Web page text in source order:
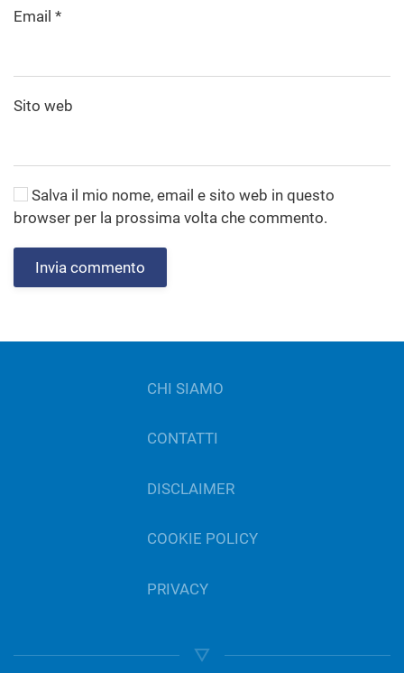
Email *
Sito web
Salva il mio nome, email e sito web in questo
browser per la prossima volta che commento.
Invia commento
CHI SIAMO
CONTATTI
DISCLAIMER
COOKIE POLICY
PRIVACY